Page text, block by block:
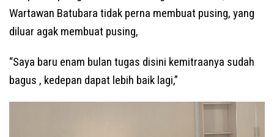
Wartawan Batubara tidak perna membuat pusing, yang
diluar agak membuat pusing,
“Saya baru enam bulan tugas disini kemitraanya sudah
bagus , kedepan dapat lebih baik lagi,”